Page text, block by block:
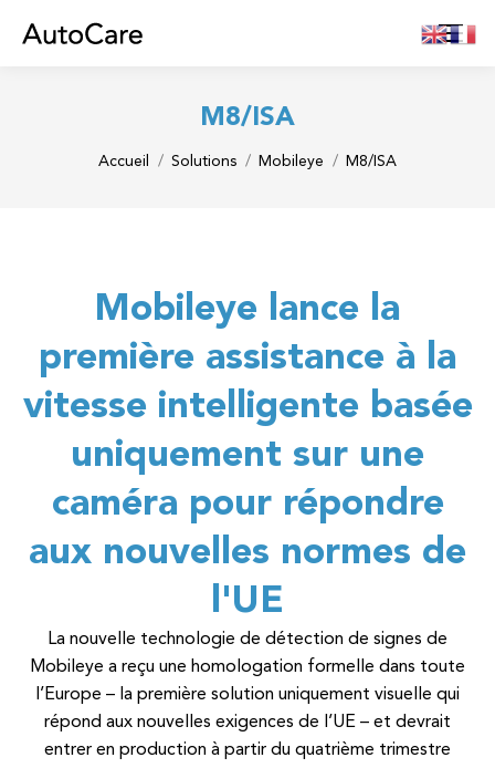
M8/ISA
Vous êtes ici :
Accueil Solutions Mobileye M8/ISA
Mobileye lance la
première assistance à la
vitesse intelligente basée
uniquement sur une
caméra pour répondre
aux nouvelles normes de
l'UE
La nouvelle technologie de détection de signes de
Mobileye a reçu une homologation formelle dans toute
l’Europe – la première solution uniquement visuelle qui
répond aux nouvelles exigences de l’UE – et devrait
entrer en production à partir du quatrième trimestre